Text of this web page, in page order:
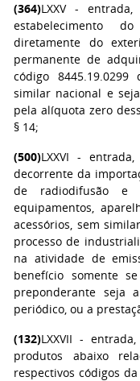
(364)LXXV -
estabelecimento
diretamente do
permanente de
código
similar nacional e
pela alíquota zero
§ 14;
(500)LXXVI -
decorrente da
de radiodifusão e
equipamentos,
acessórios, sem
processo de
na atividade de
benefício somente
preponderante seja
periódico, ou a
(132)LXXVII -
produtos abaixo
respectivos códigos